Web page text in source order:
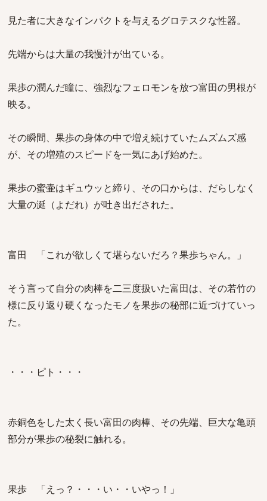
見た者に大きなインパクトを与えるグロテスクな性器。
先端からは大量の我慢汁が出ている。
果歩の潤んだ瞳に、強烈なフェロモンを放つ富田の男根が
映る。
その瞬間、果歩の身体の中で増え続けていたムズムズ感
が、その増殖のスピードを一気にあげ始めた。
果歩の蜜壷はギュウッと締り、その口からは、だらしなく
大量の涎（よだれ）が吐き出だされた。
富田 「これが欲しくて堪らないだろ？果歩ちゃん。」
そう言って自分の肉棒を二三度扱いた富田は、その若竹の
様に反り返り硬くなったモノを果歩の秘部に近づけていっ
た。
・・・ピト・・・
赤銅色をした太く長い富田の肉棒、その先端、巨大な亀頭
部分が果歩の秘裂に触れる。
果歩 「えっ？・・・い・・いやっ！」